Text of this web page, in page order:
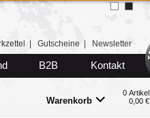
Gutscheine Newsletter
B2B Kontakt
Warenkorb
0 Artikel
0,00 €